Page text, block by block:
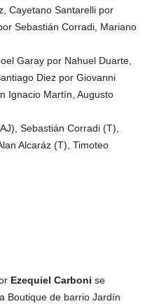
Cayetano Santarelli por
Sebastián Corradi, Mariano
Garay por Nahuel Duarte,
Diez por Giovanni
Ignacio Martín, Augusto
Sebastián Corradi (T),
Alcaráz (T), Timoteo
Ezequiel Carboni se
Boutique de barrio Jardín